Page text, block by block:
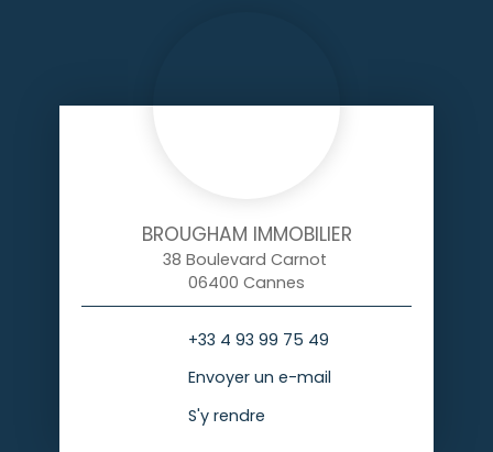
BROUGHAM IMMOBILIER
38 Boulevard Carnot
06400 Cannes
+33 4 93 99 75 49
Envoyer un e-mail
S'y rendre